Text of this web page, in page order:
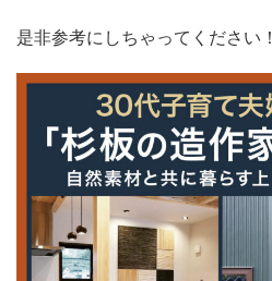
是非参考にしちゃってください！